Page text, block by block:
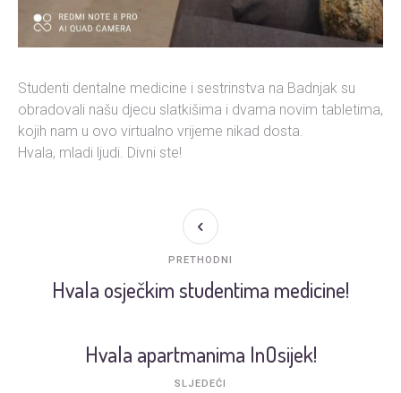
Studenti dentalne medicine i sestrinstva na Badnjak su
obradovali našu djecu slatkišima i dvama novim tabletima,
kojih nam u ovo virtualno vrijeme nikad dosta.
Hvala, mladi ljudi. Divni ste!
Hvala osječkim studentima medicine!
PRETHODNI
Hvala apartmanima InOsijek!
SLJEDEĆI